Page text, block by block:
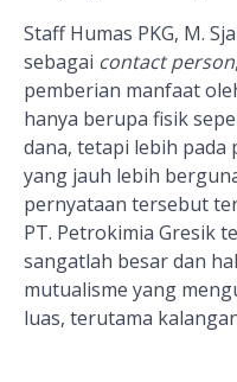
Staff Humas PKG, M.
sebagai contact person
pemberian manfaat
hanya berupa fisik
dana, tetapi lebih pada
yang jauh lebih
pernyataan tersebut
PT. Petrokimia Gresik
sangatlah besar dan
mutualisme yang
luas, terutama